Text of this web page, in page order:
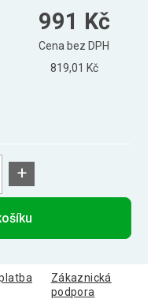
991 Kč
Cena bez DPH
819,01 Kč
+
Zákaznická
podpora